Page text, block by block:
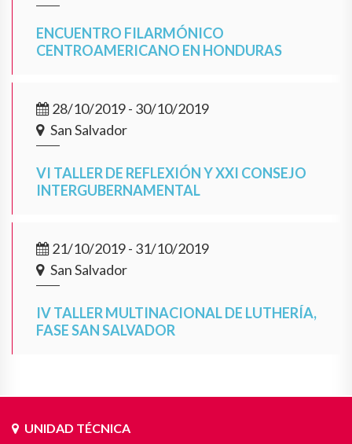
ENCUENTRO FILARMÓNICO
CENTROAMERICANO EN HONDURAS
28/10/2019 - 30/10/2019
San Salvador
VI TALLER DE REFLEXIÓN Y XXI CONSEJO
INTERGUBERNAMENTAL
21/10/2019 - 31/10/2019
San Salvador
IV TALLER MULTINACIONAL DE LUTHERÍA,
FASE SAN SALVADOR
UNIDAD TÉCNICA